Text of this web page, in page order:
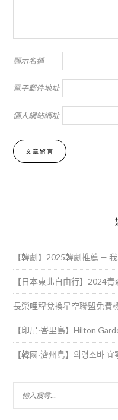
顯示名稱
電子郵件地址
個人網站網址
【韓劇】2025韓劇推薦 —
【日本東北自由行】2024
長榮哩程兌換星空聯盟免費
【印尼·峇里島】Hilton
【韓國·濟州島】의령소바